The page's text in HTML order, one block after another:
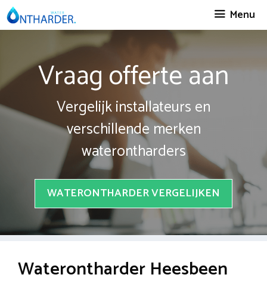
Spring
naar
Menu
Vraag offerte aan
Vergelijk installateurs en
verschillende merken
waterontharders
WATERONTHARDER VERGELIJKEN
Waterontharder Heesbeen